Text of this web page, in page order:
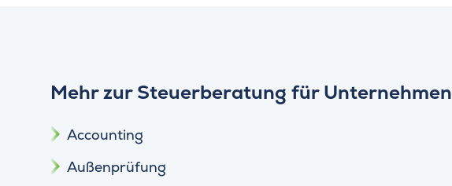
Mehr zur Steuerberatung für Unternehmen
Accounting
Außenprüfung